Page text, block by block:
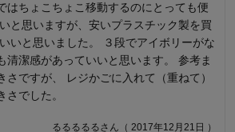
はちょこちょこ移動するのにとっても便
と思いますが、安いプラスチック製を買
いと思いました。 ３段でアイボリーがな
清潔感があっていいと思います。 参考ま
さですが、 レジかごに入れて（重ねて）
さでした。
るるるるるさん（ 2017年12月21日 ）
てしまいました。残念です。
yyminoさん（ 2019年12月06日 ）
レビューへのご投稿ありがとうございます。
イズのバスケットをお選びいただいたにもか
せん。他に同様のお問い合わせはいただいて